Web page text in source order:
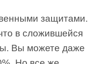
защитами.
в сложившейся
Вы можете даже